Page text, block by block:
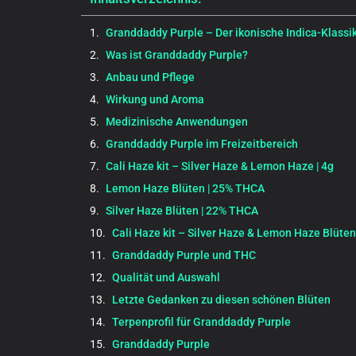
Granddaddy Purple – Der ikonische Indica-
Was ist Granddaddy Purple?
Anbau und Pflege
Wirkung und Aroma
Medizinische Anwendungen
Granddaddy Purple im Freizeitbereich
Cali Haze kit – Silver Haze & Lemon Haze | 4g
Lemon Haze Blüten | 25% THCA
Silver Haze Blüten | 22% THCA
Cali Haze kit – Silver Haze & Lemon Haze
Granddaddy Purple und THC
Qualität und Auswahl
Letzte Gedanken zu diesen schönen Blüten
Terpenprofil für Granddaddy Purple
Granddaddy Purple